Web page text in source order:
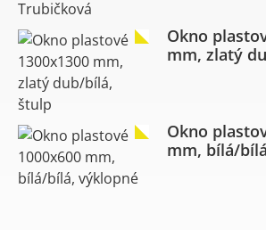
Okno
mm, zlatý
Okno
mm, bílá/